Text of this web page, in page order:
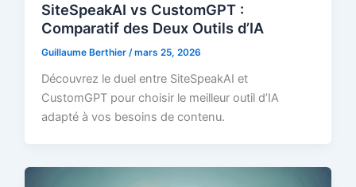
SiteSpeakAI vs CustomGPT :
Comparatif des Deux Outils d’IA
Guillaume Berthier/mars 25, 2026
Découvrez le duel entre SiteSpeakAI et
CustomGPT pour choisir le meilleur outil d’IA
adapté à vos besoins de contenu.